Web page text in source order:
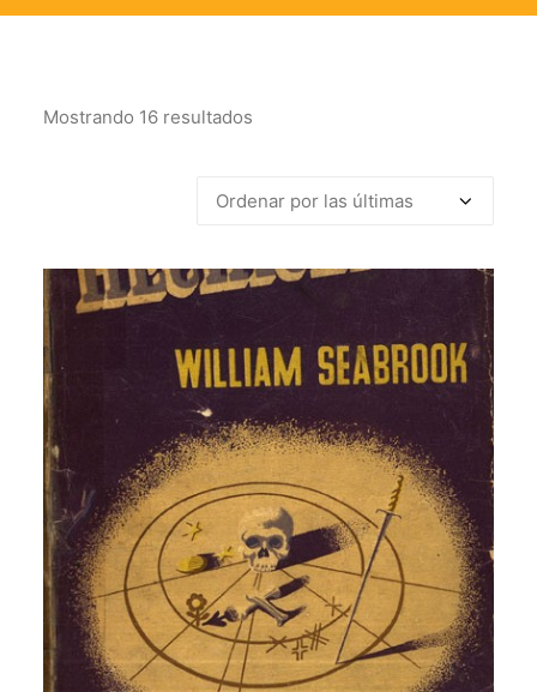
Mostrando 16 resultados
últimos